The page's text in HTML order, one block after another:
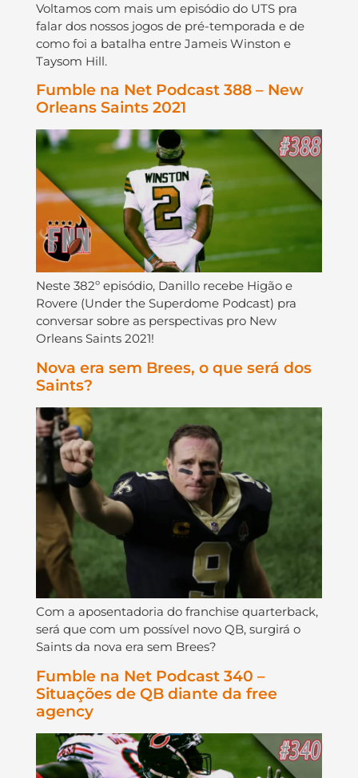
Voltamos com mais um episódio do UTS pra
falar dos nossos jogos de pré-temporada e de
como foi a batalha entre Jameis Winston e
Taysom Hill.
Fumble na Net Podcast 388 – New
Orleans Saints 2021
Neste 382º episódio, Danillo recebe Higão e
Rovere (Under the Superdome Podcast) pra
conversar sobre as perspectivas pro New
Orleans Saints 2021!
Nova era sem Brees, o que será dos
Saints?
Com a aposentadoria do franchise quarterback,
será que com um possível novo QB, surgirá o
Saints da nova era sem Brees?
Fumble na Net Podcast 340 –
Situações de QB diante da free
agency